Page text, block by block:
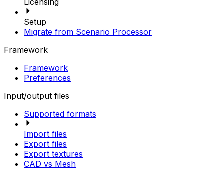
Licensing
Setup
Migrate from Scenario Processor
Framework
Framework
Preferences
Input/output files
Supported formats
Import files
Export files
Export textures
CAD vs Mesh